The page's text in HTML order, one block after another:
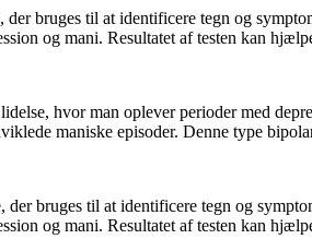
bruges til at identificere tegn og
og mani. Resultatet af testen kan
hvor man oplever perioder med
maniske episoder. Denne type
bruges til at identificere tegn og
og mani. Resultatet af testen kan